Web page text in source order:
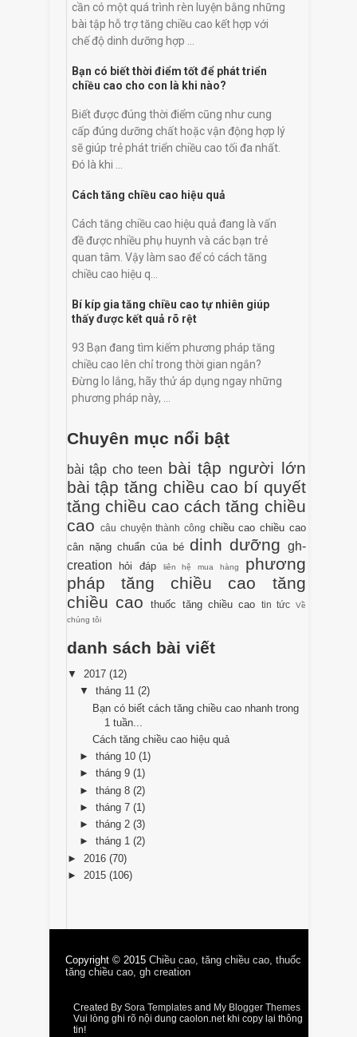
cần có một quá trình rèn luyện bằng những
bài tập hỗ trợ tăng chiều cao kết hợp với
chế độ dinh dưỡng hợp ...
Bạn có biết thời điểm tốt để phát triển
chiều cao cho con là khi nào?
Biết được đúng thời điểm cũng như cung
cấp đúng dưỡng chất hoặc vận động hợp lý
sẽ giúp trẻ phát triển chiều cao tối đa nhất.
Đó là khi ...
Cách tăng chiều cao hiệu quả
Cách tăng chiều cao hiệu quả đang là vấn
đề được nhiều phụ huynh và các bạn trẻ
quan tâm. Vậy làm sao để có cách tăng
chiều cao hiệu q...
Bí kíp gia tăng chiều cao tự nhiên giúp
thấy được kết quả rõ rệt
93 Bạn đang tìm kiếm phương pháp tăng
chiều cao lên chỉ trong thời gian ngắn?
Đừng lo lắng, hãy thử áp dụng ngay những
phương pháp này, ...
Chuyên mục nổi bật
bài tập cho teen bài tập người lớn
bài tập tăng chiều cao bí quyết
tăng chiều cao cách tăng chiều
cao
câu chuyện thành công chiều cao chiều cao
cân nặng chuẩn của bé dinh dưỡng gh-
creation
hỏi đáp liên hệ mua hàng
phương
pháp tăng chiều cao
tăng
chiều cao
thuốc tăng chiều cao tin tức
Về
chúng tôi
danh sách bài viết
▼ 2017 (12)
▼tháng 11(2)
Bạn có biết cách tăng chiều cao nhanh trong
1 tuần...
Cách tăng chiều cao hiệu quả
►tháng 10(1)
►tháng 9(1)
►tháng 8(2)
►tháng 7(1)
►tháng 2(3)
►tháng 1(2)
► 2016 (70)
► 2015 (106)
Copyright © 2015 Chiều cao, tăng chiều cao, thuốc
tăng chiều cao, gh creation
Created By Sora Templatesand My Blogger Themes
Vui lòng ghi rõ nội dung caolon.net khi copy lại thông
tin!